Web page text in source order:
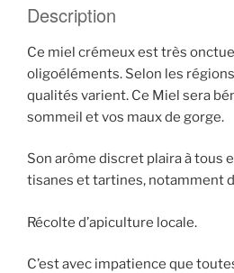
Description
Ce miel crémeux est très
oligoéléments. Selon les
qualités varient. Ce Miel sera
sommeil et vos maux de gorge.
Son arôme discret plaira à tous
tisanes et tartines, notamment
Récolte d’apiculture locale.
C’est avec impatience que